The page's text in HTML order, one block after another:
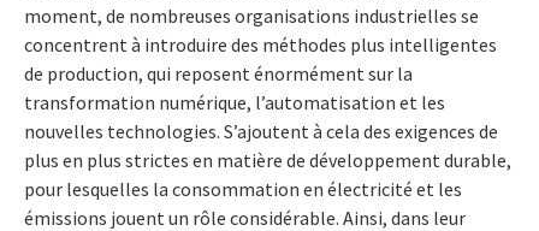
moment, de nombreuses organisations industrielles se
concentrent à introduire des méthodes plus intelligentes
de production, qui reposent énormément sur la
transformation numérique, l’automatisation et les
nouvelles technologies. S’ajoutent à cela des exigences de
plus en plus strictes en matière de développement durable,
pour lesquelles la consommation en électricité et les
émissions jouent un rôle considérable. Ainsi, dans leur